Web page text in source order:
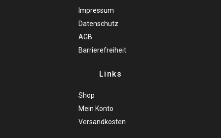
Impressum
Datenschutz
AGB
Barrierefreiheit
Links
Shop
Mein Konto
Versandkosten